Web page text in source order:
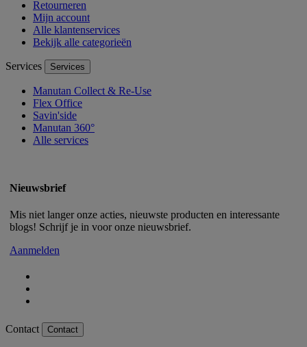
Retourneren
Mijn account
Alle klantenservices
Bekijk alle categorieën
Services Services
Manutan Collect & Re-Use
Flex Office
Savin'side
Manutan 360°
Alle services
Nieuwsbrief
Mis niet langer onze acties, nieuwste producten en interessante
blogs! Schrijf je in voor onze nieuwsbrief.
Aanmelden
Contact Contact